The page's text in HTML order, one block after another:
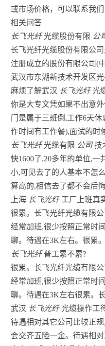
或市场价格，可以联系我们
相关问答
长飞光纤 光缆股份有限 公
长飞光纤光缆股份有限公
注册成立的股份有限公司(
武汉市东湖新技术开发区
麻烦了解武汉 长飞光纤 光
你是大专文凭如果不出意
门是属于三班倒,工作6天
作时间有工作餐),面试的时
长飞光纤 光缆有限 公司技
快1600了,20多年的单位,一
小,可见去了的人基本不怎
算高的,相信去了都不会后
上海 长飞光纤 工厂上班真
很累。长飞光纤光缆有限
经常加班,很少按照正常时
聊。待遇在3K左右。很累
长飞光纤普工累不累?
很累。长飞光纤光缆有限
经常加班,很少按照正常时
聊。待遇在3K左右很累。
武汉 长飞光纤 光缆操作工
待遇相对其它公司比较正
会交齐五险一金。待遇相